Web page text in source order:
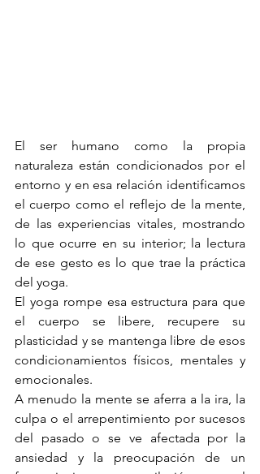
El ser humano como la propia
naturaleza están condicionados por el
entorno y en esa relación identificamos
el cuerpo como el reflejo de la mente,
de las experiencias vitales, mostrando
lo que ocurre en su interior; la lectura
de ese gesto es lo que trae la práctica
del yoga.
El yoga rompe esa estructura para que
el cuerpo se libere, recupere su
plasticidad y se mantenga libre de esos
condicionamientos físicos, mentales y
emocionales.
A menudo la mente se aferra a la ira, la
culpa o el arrepentimiento por sucesos
del pasado o se ve afectada por la
ansiedad y la preocupación de un